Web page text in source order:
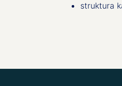
struktura